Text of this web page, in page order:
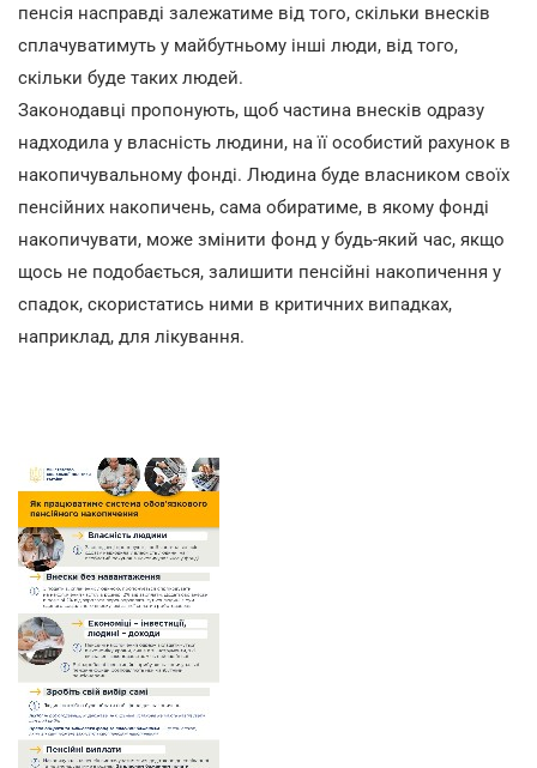
пенсія насправді залежатиме від того, скільки внесків
сплачуватимуть у майбутньому інші люди, від того,
скільки буде таких людей.
Законодавці пропонують, щоб частина внесків одразу
надходила у власність людини, на її особистий рахунок в
накопичувальному фонді. Людина буде власником своїх
пенсійних накопичень, сама обиратиме, в якому фонді
накопичувати, може змінити фонд у будь-який час, якщо
щось не подобається, залишити пенсійні накопичення у
спадок, скористатись ними в критичних випадках,
наприклад, для лікування.